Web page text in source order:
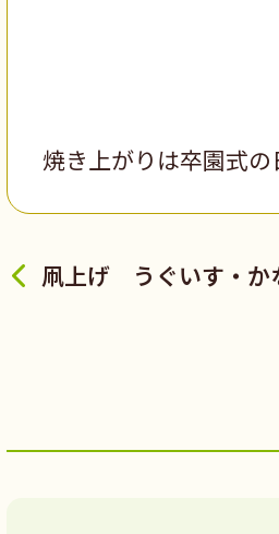
焼き上がりは卒園式
凧上げ うぐいす・か